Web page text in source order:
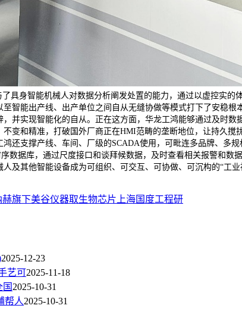
具身智能机械人对数据分析阐发处置的能力，通过以虚控实
智能出产线、出产单位之间自从无缝协做等模式打下了安稳
并实现智能化的自从。正在这方面，华龙工鸿能够通过及时
变和精准，打破国外厂商正在HMI范畴的垄断地位，让持久
还支撑产线、车间、厂级的SCADA使用，可毗连多品牌、
数据库，通过尺度接口和谈拜候数据，及时查看相关报警和
及其他智能设备成为可组织、可交互、可协做、可沉构的“工
赫旗下美谷仪器取生物芯片上海国度工程研
2025-12-23
艺可2025-11-18
2025-10-31
帮人2025-10-31